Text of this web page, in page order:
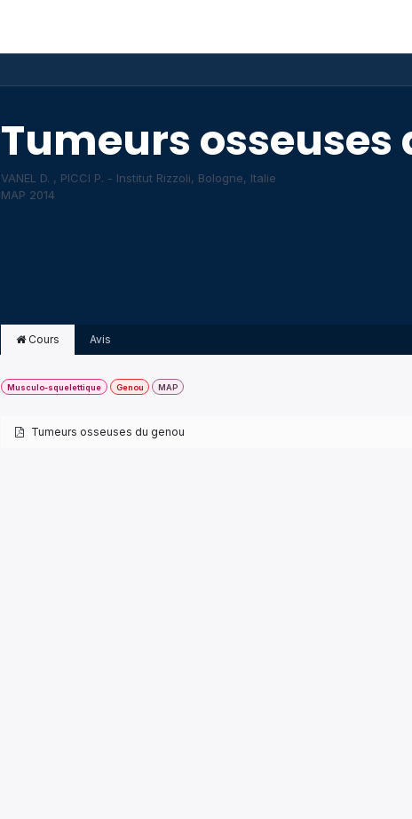
Tumeurs osseuses
VANEL D. , PICCI P. - Institut Rizzoli, Bologne, Italie
MAP 2014
Cours Avis
Musculo-squelettique Genou MAP
Tumeurs osseuses du genou